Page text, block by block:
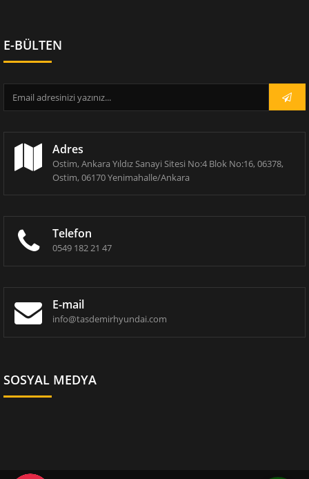
E-BÜLTEN
Adres
Ostim, Ankara Yıldız Sanayi Sitesi No:4 Blok No:16, 06378,
Ostim, 06170 Yenimahalle/Ankara
Telefon
0549 182 21 47
E-mail
info@tasdemirhyundai.com
SOSYAL MEDYA